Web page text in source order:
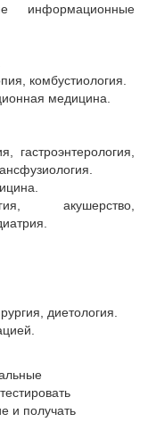
информационные
комбустиология.
медицина.
гастроэнтерология,
акушерство,
диетология.
и получать